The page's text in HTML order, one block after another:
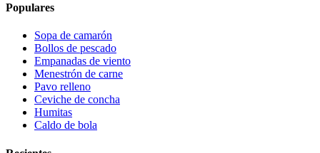
Populares
Sopa de camarón
Bollos de pescado
Empanadas de viento
Menestrón de carne
Pavo relleno
Ceviche de concha
Humitas
Caldo de bola